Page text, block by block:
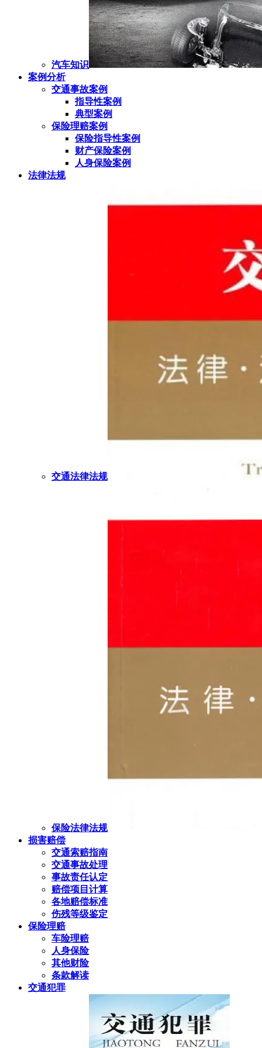
汽车知识
案例分析
交通事故案例
指导性案例
典型案例
保险理赔案例
保险指导性案例
财产保险案例
人身保险案例
法律法规
交通法律法规
保险法律法规
损害赔偿
交通索赔指南
交通事故处理
事故责任认定
赔偿项目计算
各地赔偿标准
伤残等级鉴定
保险理赔
车险理赔
人身保险
其他财险
条款解读
交通犯罪